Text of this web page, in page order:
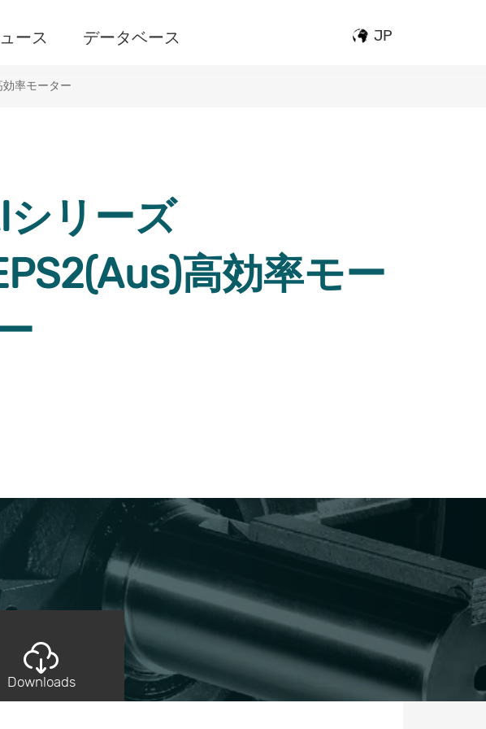
ース
データベース
JP
効率モーター
シリーズ
高効率モー
Downloads